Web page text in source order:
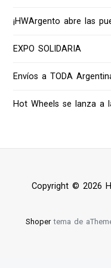
¡HWArgento abre las
EXPO SOLIDARIA
Envíos a TODA
Hot Wheels se lanza a
Copyright © 2026
Shopertema de